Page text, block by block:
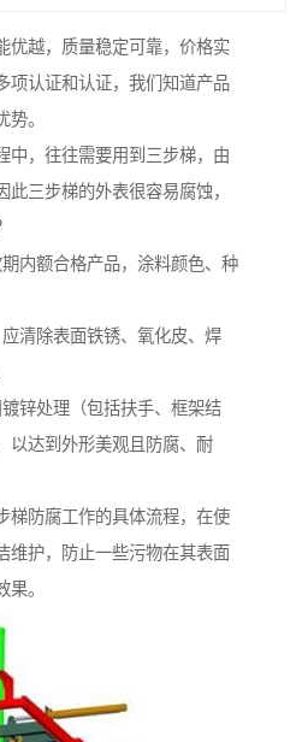
优越，质量稳定可靠，价格实
项认证和认证，我们知道产品
。
中，往往需要用到三步梯，由
三步梯的外表很容易腐蚀，
内额合格产品，涂料颜色、种
清除表面铁锈、氧化皮、焊
锌处理（包括扶手、框架结
以达到外形美观且防腐、耐
梯防腐工作的具体流程，在使
维护，防止一些污物在其表面
。